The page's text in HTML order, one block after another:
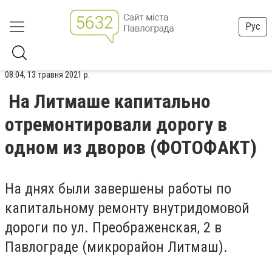
Рус
08:04, 13 травня 2021 р.
На Литмаше капитально
отремонтировали дорогу в
одном из дворов (ФОТОФАКТ)
На днях были завершены работы по
капитальному ремонту внутридомовой
дороги по ул. Преображенская, 2 в
Павлограде (микрорайон Литмаш).